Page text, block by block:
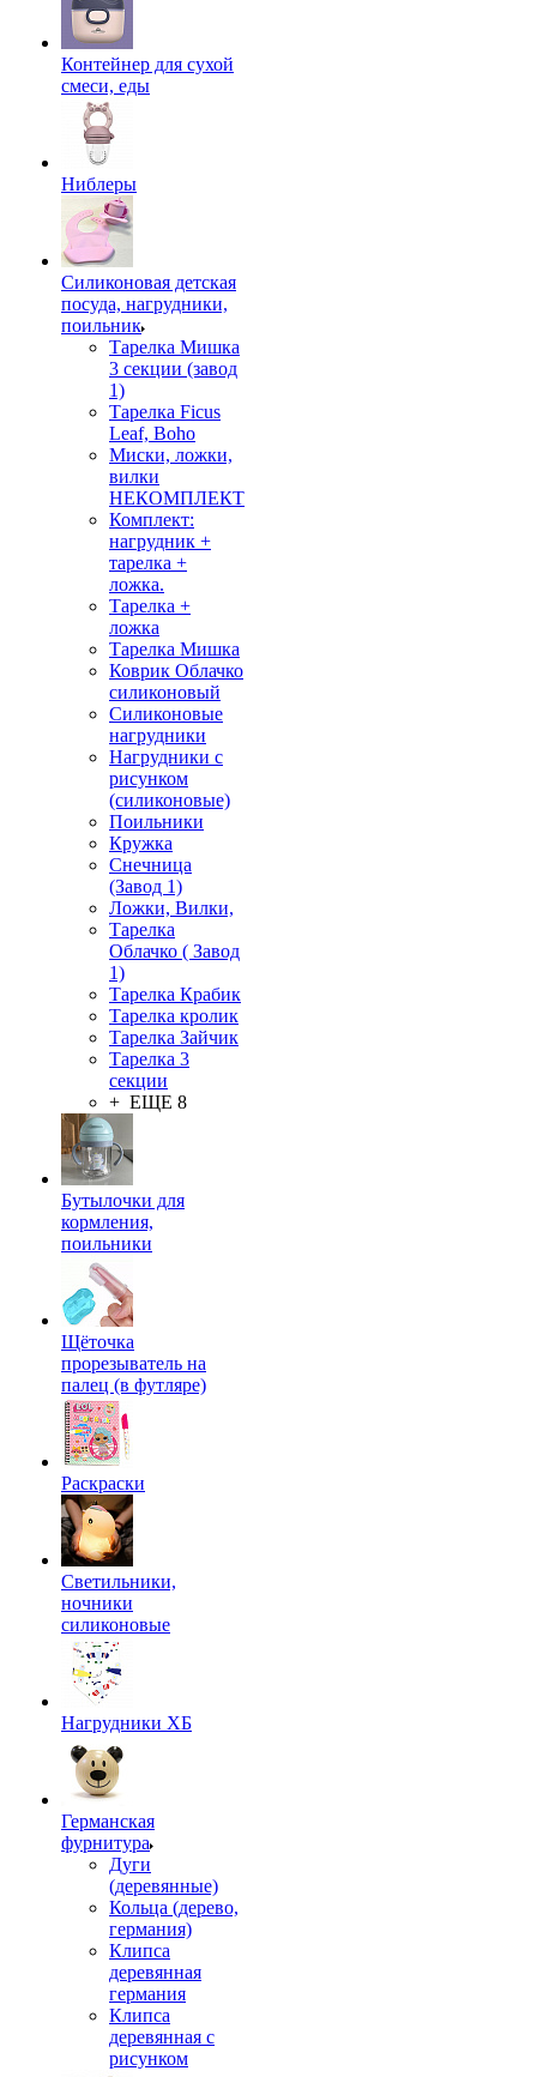
Контейнер для сухой
смеси, еды
Ниблеры
Силиконовая детская
посуда, нагрудники,
поильник
Тарелка Мишка
3 секции (завод
1)
Тарелка Ficus
Leaf, Boho
Миски, ложки,
вилки
НЕКОМПЛЕКТ
Комплект:
нагрудник +
тарелка +
ложка.
Тарелка +
ложка
Тарелка Мишка
Коврик Облачко
силиконовый
Силиконовые
нагрудники
Нагрудники с
рисунком
(силиконовые)
Поильники
Кружка
Снечница
(Завод 1)
Ложки, Вилки,
Тарелка
Облачко ( Завод
1)
Тарелка Крабик
Тарелка кролик
Тарелка Зайчик
Тарелка 3
секции
+ ЕЩЕ 8
Бутылочки для
кормления,
поильники
Щёточка
прорезыватель на
палец (в футляре)
Раскраски
Светильники,
ночники
силиконовые
Нагрудники ХБ
Германская
фурнитура
Дуги
(деревянные)
Кольца (дерево,
германия)
Клипса
деревянная
германия
Клипса
деревянная с
рисунком